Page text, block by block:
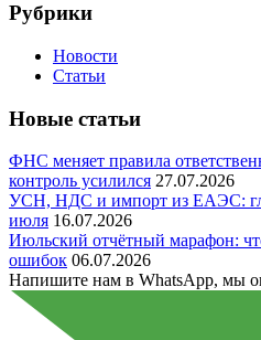
Рубрики
Новости
Статьи
Новые статьи
ФНС меняет правила
контроль усилился 27.07.2026
УСН, НДС и импорт из ЕАЭС:
июля 16.07.2026
Июльский отчётный марафон:
ошибок 06.07.2026
Напишите нам в WhatsApp, мы